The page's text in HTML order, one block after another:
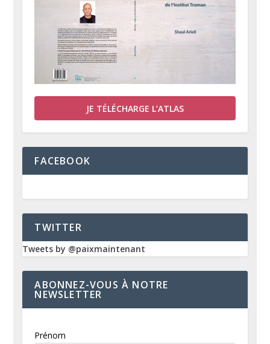
JE TÉLÉCHARGE L’ATLAS
FACEBOOK
TWITTER
Tweets by @paixmaintenant
ABONNEZ-VOUS À NOTRE
NEWSLETTER
Prénom